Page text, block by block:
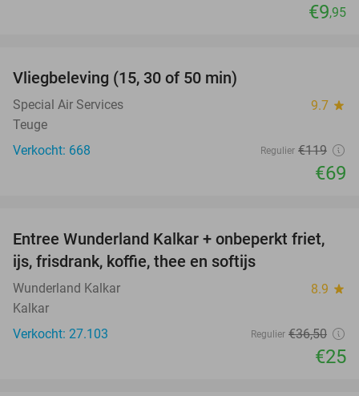
€9,95
Vliegbeleving (15, 30 of 50 min)
Special Air Services 9.7 star
Teuge
Verkocht: 668
Regulier €119
€69
32%
Entree Wunderland Kalkar + onbeperkt friet,
ijs, frisdrank, koffie, thee en softijs
Wunderland Kalkar 8.9 star
Kalkar
Verkocht: 27.103
Regulier €36,50
€25